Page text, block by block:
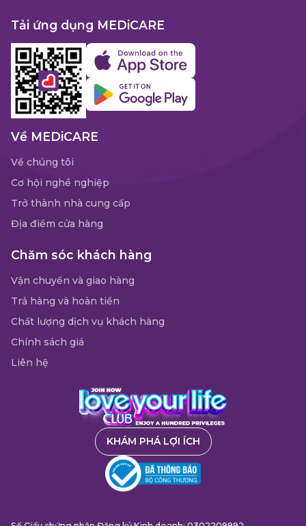
Tải ứng dụng MEDiCARE
Về MEDiCARE
Về chúng tôi
Cơ hội nghề nghiệp
Trở thành nhà cung cấp
Địa điểm cửa hàng
Chăm sóc khách hàng
Vận chuyển và giao hàng
Trả hàng và hoàn tiền
Chất lượng dịch vụ khách hàng
Chính sách giá
Liên hệ
KHÁM PHÁ LỢI ÍCH